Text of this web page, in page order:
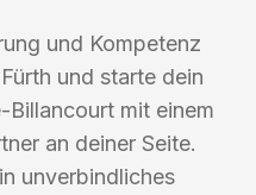
und Kompetenz
und starte dein
Billancourt mit einem
an deiner Seite.
unverbindliches